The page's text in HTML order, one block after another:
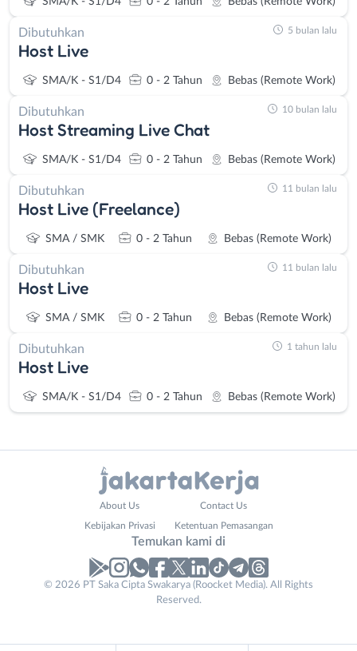
Dibutuhkan
Host Live
SMA/K - S1/D4 0 - 2 Tahun Bebas (Remote Work)
5 bulan lalu
Dibutuhkan
Host Streaming Live Chat
SMA/K - S1/D4 0 - 2 Tahun Bebas (Remote Work)
10 bulan lalu
Dibutuhkan
Host Live (Freelance)
SMA / SMK 0 - 2 Tahun Bebas (Remote Work)
11 bulan lalu
Dibutuhkan
Host Live
SMA / SMK 0 - 2 Tahun Bebas (Remote Work)
11 bulan lalu
Dibutuhkan
Host Live
SMA/K - S1/D4 0 - 2 Tahun Bebas (Remote Work)
1 tahun lalu
Animator
Jakarta
About Us Contact Us
Kebijakan Privasi Ketentuan Pemasangan
Temukan kami di
© 2026 PT Saka Cipta Swakarya (Roocket Media). All Rights
Reserved.